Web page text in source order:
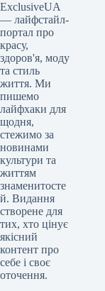
ExclusiveUA
— лайфстайл-
портал про
красу,
здоров'я, моду
та стиль
життя. Ми
пишемо
лайфхаки для
щодня,
стежимо за
новинами
культури та
життям
знаменитосте
й. Видання
створене для
тих, хто цінує
якісний
контент про
себе і своє
оточення.